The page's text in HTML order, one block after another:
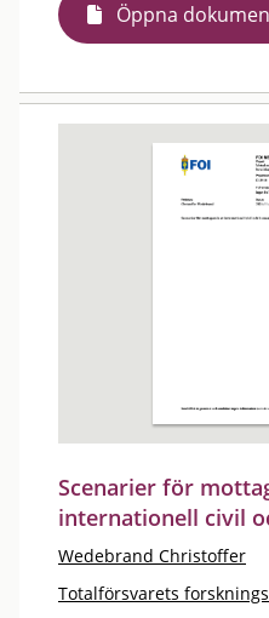
Öppna
Scenarier för
internationell civil
Wedebrand Christoffer
Totalförsvarets